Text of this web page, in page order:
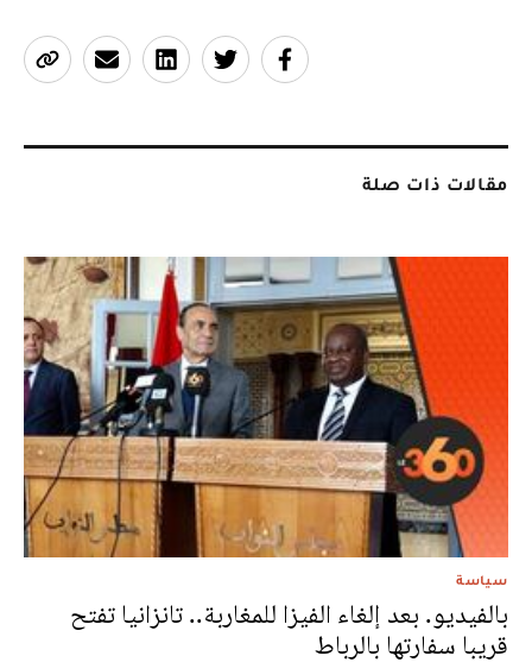
مقالات ذات صلة
سياسة
بالفيديو. بعد إلغاء الفيزا للمغاربة.. تانزانيا تفتح
قريبا سفارتها بالرباط